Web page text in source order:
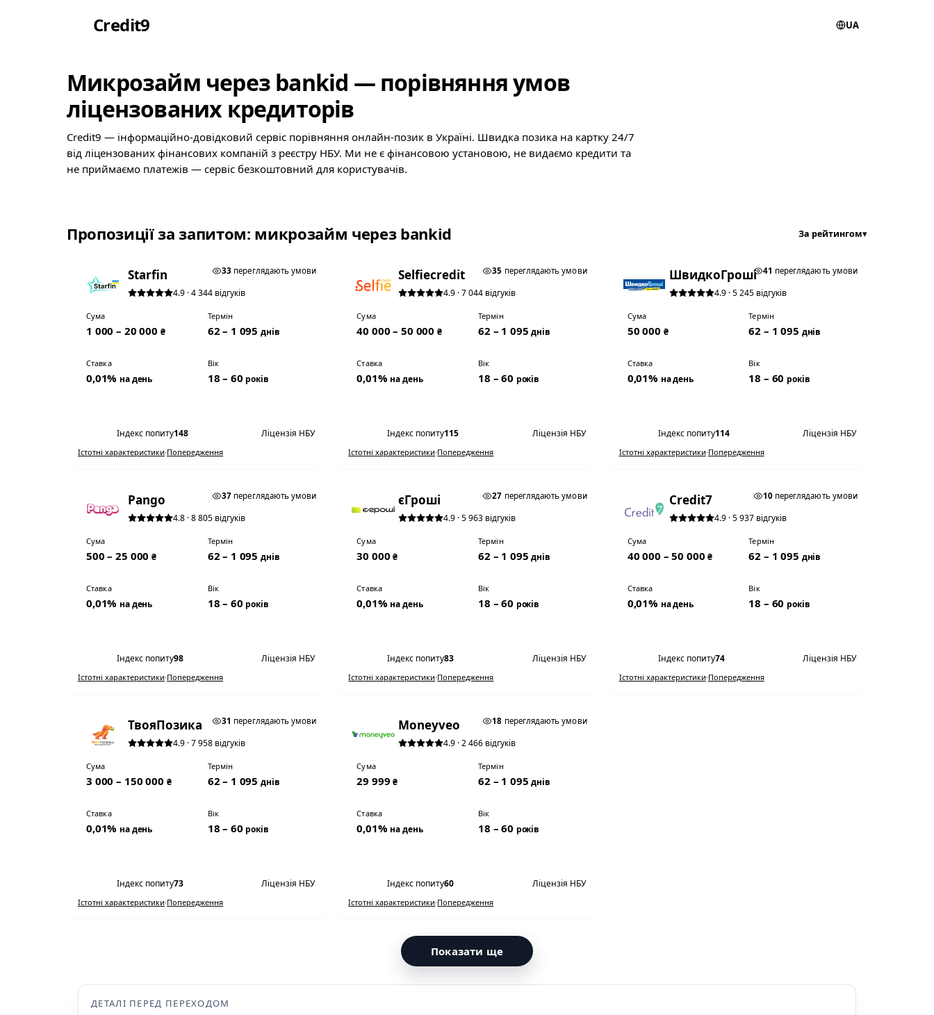
Credit9 UA
Микрозайм через bankid — порівняння умов
ліцензованих кредиторів
Credit9 — інформаційно-довідковий сервіс порівняння онлайн-позик в Україні. Швидка позика на картку 24/7
від ліцензованих фінансових компаній з реєстру НБУ. Ми не є фінансовою установою, не видаємо кредити та
не приймаємо платежів — сервіс безкоштовний для користувачів.
Пропозиції за запитом: микрозайм через bankid За рейтингом▾
33 переглядають умови
Starfin
4.9 · 4 344 відгуків
Сума
1 000 – 20 000 ₴
Термін
62 – 1 095днів
Ставка
0,01% на день
Вік
18 – 60 років
Індекс попиту148 Ліцензія НБУ
Істотні характеристики·Попередження
35 переглядають умови
Selfiecredit
4.9 · 7 044 відгуків
Сума
40 000 – 50 000 ₴
Термін
62 – 1 095днів
Ставка
0,01% на день
Вік
18 – 60 років
Індекс попиту115 Ліцензія НБУ
Істотні характеристики·Попередження
41 переглядають умови
ШвидкоГроші
4.9 · 5 245 відгуків
Сума
50 000 ₴
Термін
62 – 1 095 днів
Ставка
0,01% на день
Вік
18 – 60 років
Індекс попиту114 Ліцензія НБУ
Істотні характеристики·Попередження
37 переглядають умови
Pango
4.8 · 8 805 відгуків
Сума
500 – 25 000₴
Термін
62 – 1 095днів
Ставка
0,01% на день
Вік
18 – 60 років
Індекс попиту98 Ліцензія НБУ
Істотні характеристики·Попередження
27 переглядають умови
єГроші
4.9 · 5 963 відгуків
Сума
30 000₴
Термін
62 – 1 095днів
Ставка
0,01% на день
Вік
18 – 60 років
Індекс попиту83 Ліцензія НБУ
Істотні характеристики·Попередження
10переглядають умови
Credit7
4.9 · 5 937 відгуків
Сума
40 000 – 50 000₴
Термін
62 – 1 095 днів
Ставка
0,01% на день
Вік
18 – 60 років
Індекс попиту74 Ліцензія НБУ
Істотні характеристики·Попередження
31 переглядають умови
ТвояПозика
4.9 · 7 958 відгуків
Сума
3 000 – 150 000 ₴
Термін
62 – 1 095днів
Ставка
0,01% на день
Вік
18 – 60 років
Індекс попиту73 Ліцензія НБУ
Істотні характеристики·Попередження
18 переглядають умови
Moneyveo
4.9 · 2 466 відгуків
Сума
29 999₴
Термін
62 – 1 095днів
Ставка
0,01% на день
Вік
18 – 60 років
Індекс попиту60 Ліцензія НБУ
Істотні характеристики·Попередження
Показати ще
ДЕТАЛІ ПЕРЕД ПЕРЕХОДОМ